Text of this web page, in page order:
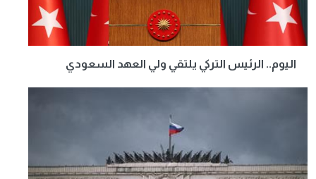
اليوم.. الرئيس التركي يلتقي ولي العهد السعودي